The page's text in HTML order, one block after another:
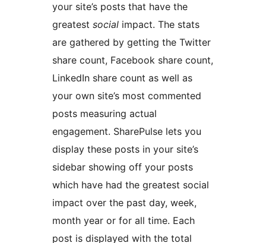
your site’s posts that have the
greatest social impact. The stats
are gathered by getting the Twitter
share count, Facebook share count,
LinkedIn share count as well as
your own site’s most commented
posts measuring actual
engagement. SharePulse lets you
display these posts in your site’s
sidebar showing off your posts
which have had the greatest social
impact over the past day, week,
month year or for all time. Each
post is displayed with the total